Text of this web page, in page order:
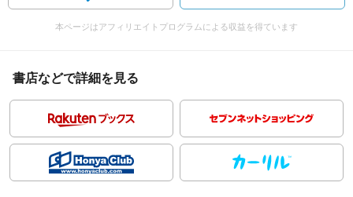
本ページはアフィリエイトプログラムによる収益を得ています
書店などで詳細を見る